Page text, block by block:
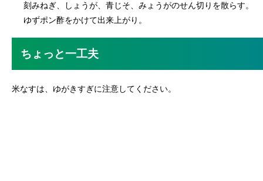
刻みねぎ、しょうが、青じそ、みょうがのせん切りを散らす。
ゆずポン酢をかけて出来上がり。
ちょっと一工夫
米なすは、ゆがきすぎに注意してください。